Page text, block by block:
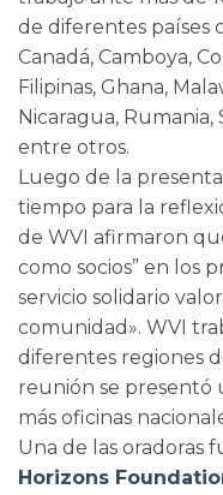
de diferentes países
Canadá, Camboya,
Filipinas, Ghana,
Nicaragua, Rumania,
entre otros.
Luego de la
tiempo para la
de WVI afirmaron
como socios” en los
servicio solidario
comunidad». WVI
diferentes regiones
reunión se presentó
más oficinas
Una de las oradoras
Horizons